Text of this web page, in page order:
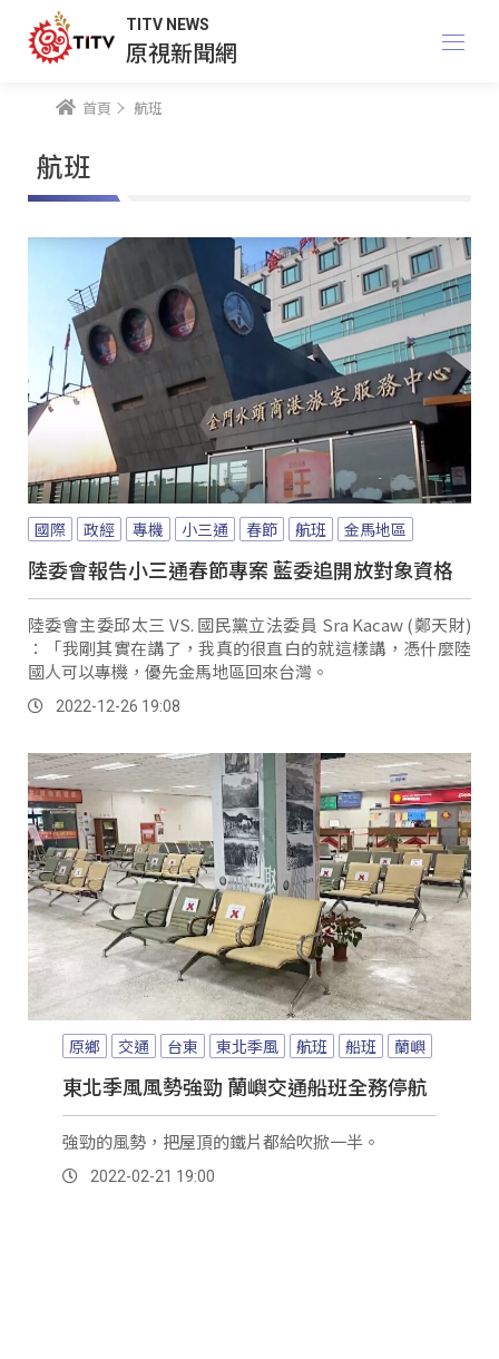
TITV NEWS
原視新聞網
首頁 航班
航班
國際 政經 專機 小三通 春節 航班 金馬地區
陸委會報告小三通春節專案 藍委追開放對象資格
陸委會主委邱太三 VS. 國民黨立法委員 Sra Kacaw (鄭天財)
：「我剛其實在講了，我真的很直白的就這樣講，憑什麼陸
國人可以專機，優先金馬地區回來台灣。
2022-12-26 19:08
原鄉 交通 台東 東北季風 航班 船班 蘭嶼
東北季風風勢強勁 蘭嶼交通船班全務停航
強勁的風勢，把屋頂的鐵片都給吹掀一半。
2022-02-21 19:00